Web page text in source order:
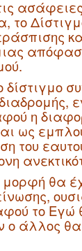
η
ως
του
θα
το Εγώ
ο άλλος θα